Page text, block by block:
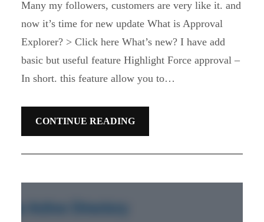
Many my followers, customers are very like it. and
now it’s time for new update What is Approval
Explorer? > Click here What’s new? I have add
basic but useful feature Highlight Force approval –
In short. this feature allow you to…
CONTINUE READING